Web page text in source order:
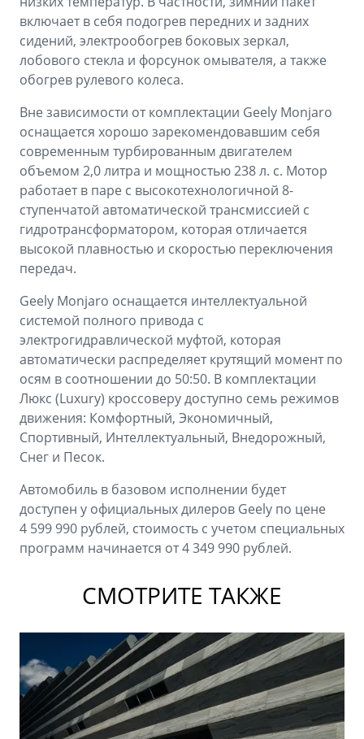
включает в себя подогрев передних и задних
сидений, электрообогрев боковых зеркал,
лобового стекла и форсунок омывателя, а также
обогрев рулевого колеса.
Вне зависимости от комплектации Geely Monjaro
оснащается хорошо зарекомендовавшим себя
современным турбированным двигателем
объемом 2,0 литра и мощностью 238 л. с. Мотор
работает в паре с высокотехнологичной 8-
ступенчатой автоматической трансмиссией с
гидротрансформатором, которая отличается
высокой плавностью и скоростью переключения
передач.
Geely Monjaro оснащается интеллектуальной
системой полного привода с
электрогидравлической муфтой, которая
автоматически распределяет крутящий момент по
осям в соотношении до 50:50. В комплектации
Люкс (Luxury) кроссоверу доступно семь режимов
движения: Комфортный, Экономичный,
Спортивный, Интеллектуальный, Внедорожный,
Снег и Песок.
Автомобиль в базовом исполнении будет
доступен у официальных дилеров Geely по цене
4 599 990 рублей, стоимость с учетом специальных
программ начинается от 4 349 990 рублей.
СМОТРИТЕ ТАКЖЕ